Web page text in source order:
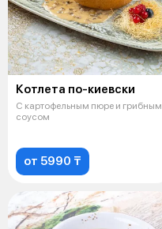
Котлета по-киевски
С картофельным пюре и грибным
соусом
от 5990 ₸